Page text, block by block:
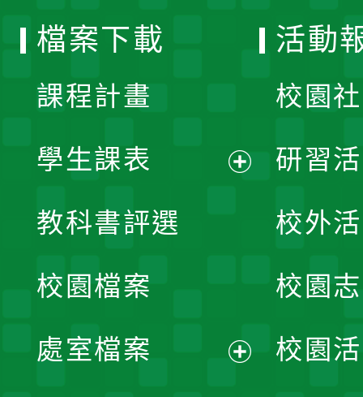
檔案下載
課程計畫
學生課表
單
教科書評選
校園檔案
處室檔案
活動
校園
研習
校外
校園
校園